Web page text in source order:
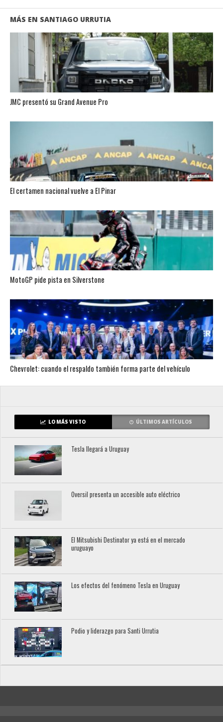
MÁS EN SANTIAGO URRUTIA
JMC presentó su Grand Avenue Pro
El certamen nacional vuelve a El Pinar
MotoGP pide pista en Silverstone
Chevrolet: cuando el respaldo también forma parte del vehículo
LO MÁS VISTO ÚLTIMOS ARTÍCULOS
Tesla llegará a Uruguay
Oversil presenta un accesible auto eléctrico
El Mitsubishi Destinator ya está en el mercado
uruguayo
Los efectos del fenómeno Tesla en Uruguay
Podio y liderazgo para Santi Urrutia